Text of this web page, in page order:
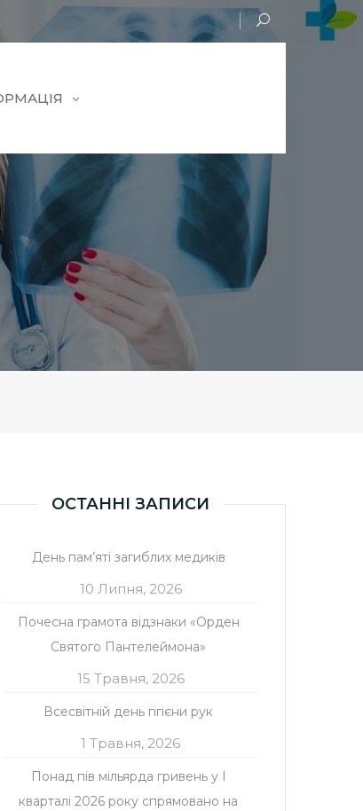
ОСТАННІ ЗАПИСИ
День пам’яті загиблих медиків
10 Липня, 2026
Почесна грамота відзнаки «Орден
Святого Пантелеймона»
15 Травня, 2026
Всесвітній день гігієни рук
1 Травня, 2026
Понад пів мільярда гривень у І
кварталі 2026 року спрямовано на